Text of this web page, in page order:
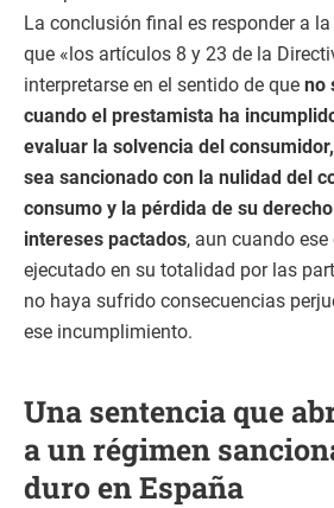
La conclusión final es responder a
que «los artículos 8 y 23 de la
interpretarse en el sentido de que no
cuando el prestamista ha
evaluar la solvencia del
sea sancionado con la nulidad del
consumo y la pérdida de su
intereses pactados, aun cuando
ejecutado en su totalidad por las
no haya sufrido consecuencias
ese incumplimiento.
Una sentencia que
a un régimen
duro en España